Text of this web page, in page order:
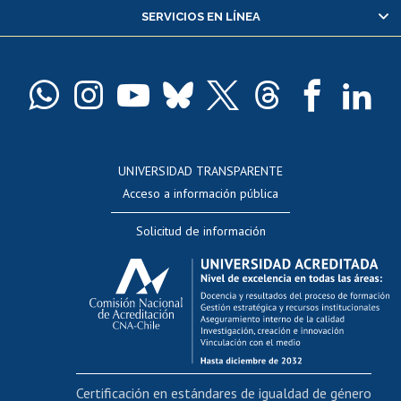
Pago de arancel y crédito alumnos
Docentes
Perfeccionamiento
Editar Portafolio Académico
Evaluación docente
Calificación académica
Postulación al AUCAI
Funcionarias/os
Cursos internos de capacitación
Bienestar del personal
Portal de movilidad interna
SERVICIOS EN LÍNEA
UNIVERSIDAD TRANSPARENTE
Acceso a información pública
Solicitud de información
Certificación en estándares de igualdad de género